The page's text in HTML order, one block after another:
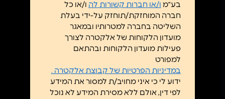
בע"מ ו/או חברות קשורות לה ו/או כל
חברה המוחזקת/תוחזק על-ידי בעלת
השליטה בחברה למטרותיו ובמאגר
מועדון הלקוחות של אלקטרה לצורך
פעילות מועדון הלקוחות ובהתאם
למפורט
במדיניות הפרטיות של קבוצת אלקטרה .
ידוע לי כי איני מחויב/ת למסור את המידע
לפי דין, אולם ללא מסירת המידע לא נוכל